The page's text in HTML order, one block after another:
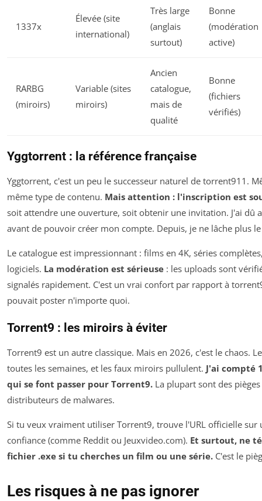
1337x
Élevée (site
international)
Très large
(anglais
surtout)
Bonne
(modération
active)
RARBG
(miroirs)
Variable (sites
miroirs)
Ancien
catalogue,
mais de
qualité
Bonne
(fichiers
vérifiés)
Yggtorrent : la référence française
Yggtorrent, c'est un peu le successeur naturel de torrent911.
même type de contenu. Mais attention : l'inscription est
soit attendre une ouverture, soit obtenir une invitation. J'ai dû
avant de pouvoir créer mon compte. Depuis, je ne lâche plus
Le catalogue est impressionnant : films en 4K, séries
logiciels. La modération est sérieuse : les uploads sont
signalés rapidement. C'est un vrai confort par rapport à
pouvait poster n'importe quoi.
Torrent9 : les miroirs à éviter
Torrent9 est un autre classique. Mais en 2026, c'est le chaos.
toutes les semaines, et les faux miroirs pullulent. J'ai compté
qui se font passer pour Torrent9. La plupart sont des
distributeurs de malwares.
Si tu veux vraiment utiliser Torrent9, trouve l'URL officielle sur
confiance (comme Reddit ou Jeuxvideo.com). Et surtout, ne
fichier .exe si tu cherches un film ou une série. C'est le
Les risques à ne pas ignorer